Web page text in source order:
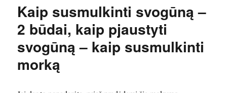
Kaip susmulkinti svogūną –
2 būdai, kaip pjaustyti
svogūną – kaip susmulkinti
morką